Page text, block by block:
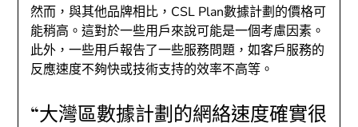
然而，與其他品牌相比，CSL Plan數據計劃的價格可
能稍高。這對於一些用戶來說可能是一個考慮因素。
此外，一些用戶報告了一些服務問題，如客戶服務的
反應速度不夠快或技術支持的效率不高等。
“大灣區數據計劃的網絡速度確實很